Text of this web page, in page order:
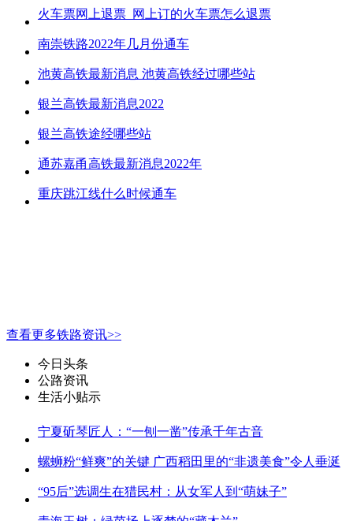
火车票网上退票_网上订的火车票怎么退票
南崇铁路2022年几月份通车
池黄高铁最新消息 池黄高铁经过哪些站
银兰高铁最新消息2022
银兰高铁途经哪些站
通苏嘉甬高铁最新消息2022年
重庆跳江线什么时候通车
查看更多铁路资讯>>
今日头条
公路资讯
生活小贴示
宁夏斫琴匠人：“一刨一凿”传承千年古音
螺蛳粉“鲜爽”的关键 广西稻田里的“非遗美食”令人垂涎
“95后”选调生在猎民村：从女军人到“萌妹子”